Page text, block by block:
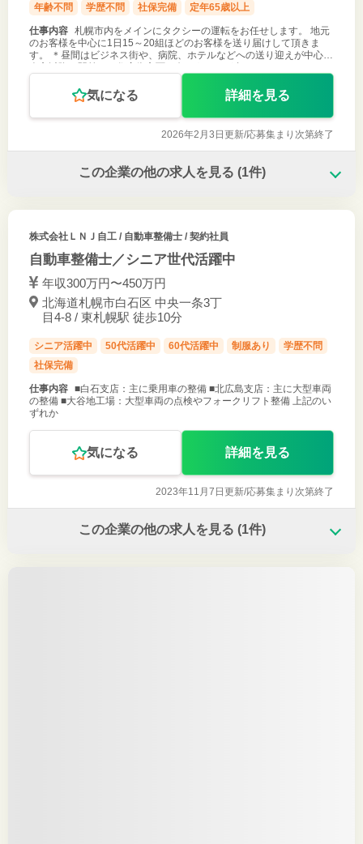
年齢不問
学歴不問 社保完備 定年65歳以上
仕事内容 札幌市内をメインにタクシーの運転をお任せします。 地元
のお客様を中心に1日15～20組ほどのお客様を送り届けして頂きま
す。 ＊昼間はビジネス街や、病院、ホテルなどへの送り迎えが中心。
夕方以降は駅前から住宅街方面に向かうことが多くなります。また、
新千歳空港やニセ
気になる 詳細を見る
2026年2月3日更新/応募集まり次第終了
この企業の他の求人を見る (1件)
株式会社ＬＮＪ自工/ 自動車整備士 / 契約社員
自動車整備士／シニア世代活躍中
年収300万円〜450万円
北海道札幌市白石区 中央一条3丁
目4-8 / 東札幌駅 徒歩10分
シニア活躍中 50代活躍中 60代活躍中 制服あり
学歴不問
社保完備
仕事内容 ■白石支店：主に乗用車の整備 ■北広島支店：主に大型車両
の整備 ■大谷地工場：大型車両の点検やフォークリフト整備 上記のい
ずれか
気になる 詳細を見る
2023年11月7日更新/応募集まり次第終了
この企業の他の求人を見る (1件)